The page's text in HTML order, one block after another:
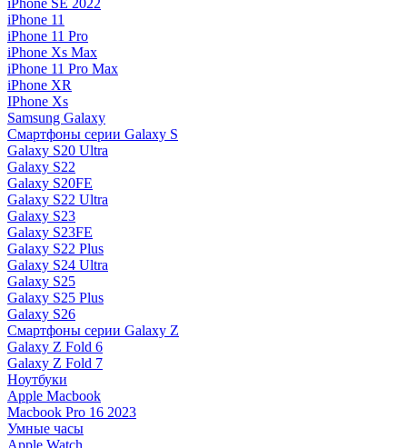
iPhone SE 2022
iPhone 11
iPhone 11 Pro
iPhone Xs Max
iPhone 11 Pro Max
iPhone XR
IPhone Xs
Samsung Galaxy
Смартфоны серии Galaxy S
Galaxy S20 Ultra
Galaxy S22
Galaxy S20FE
Galaxy S22 Ultra
Galaxy S23
Galaxy S23FE
Galaxy S22 Plus
Galaxy S24 Ultra
Galaxy S25
Galaxy S25 Plus
Galaxy S26
Смартфоны серии Galaxy Z
Galaxy Z Fold 6
Galaxy Z Fold 7
Ноутбуки
Apple Macbook
Macbook Pro 16 2023
Умные часы
Apple Watch